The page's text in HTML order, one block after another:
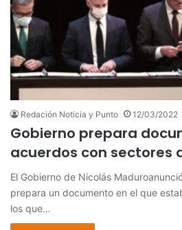
Redación Noticia y Punto 12/03/2022
Gobierno prepara
acuerdos con sectores
El Gobierno de Nicolás
prepara un documento en el que
los que…